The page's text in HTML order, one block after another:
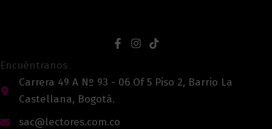
Encuéntranos
Carrera 49 A Nº 93 - 06 Of 5 Piso 2, Barrio La
Castellana, Bogotá.
sac@lectores.com.co